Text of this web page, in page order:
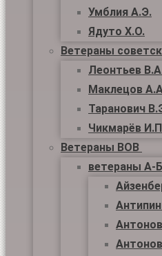
Умблия А.Э.
Ядуто Х.О.
Ветераны
Леонтьев
Маклецов
Таранович
Чикмарёв
Ветераны ВОВ
ветераны А-Б